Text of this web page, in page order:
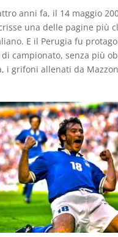
anni fa, il 14 maggio
una delle pagine più
E il Perugia fu
campionato, senza più
i grifoni allenati da